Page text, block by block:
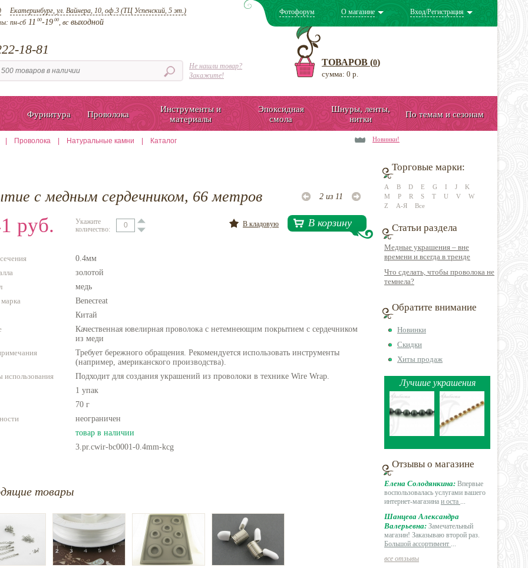
Екатеринбург, ул. Вайнера, 10, оф.3 (ТЦ Успенский, 5 эт.)
пн-сб11 00-19 00, всвыходной
18-81
Не нашли товар?
Закажите!
Фотофорум О магазине Вход/Регистрация
ТОВАРОВ (0)
сумма: 0 р.
Фурнитура Проволока
Инструменты и
материалы
Эпоксидная
смола
Шнуры, ленты,
нитки
По темам и сезонам
Проволока Натуральные камни Каталог Новинки!
с медным сердечником, 66 метров 2 из 11
руб.
Укажите
количество:
В корзину
В кладовую
0.4мм
золотой
медь
Benecreat
Китай
Качественная ювелирная проволока с нетемнеющим покрытием с сердечником
из меди
Требует бережного обращения. Рекомендуется использовать инструменты
(например, американского производства).
использования
Подходит для создания украшений из проволоки в технике Wire Wrap.
1 упак
70 г
неограничен
товар в наличии
3.pr.cwir-bc0001-0.4mm-kcg
товары
Торговые марки:
A B D E G I J
K
M
P R S T U V
W
Z
А-Я Все
Статьи раздела
Медные украшения – вне
времени и всегда в тренде
Что сделать, чтобы проволока не
темнела?
Обратите внимание
Новинки
Скидки
Хиты продаж
Лучшие украшения
Отзывы о магазине
Елена Солодянкина: Впервые
воспользовалась услугами вашего
интернет-магазина и оста ...
Шанцева Александра
Валерьевна: Замечательный
магазин! Заказываю второй раз.
Большой ассортимент ...
все отзывы